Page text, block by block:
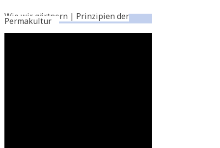
Wie wir gärtnern | Prinzipien der
Permakultur